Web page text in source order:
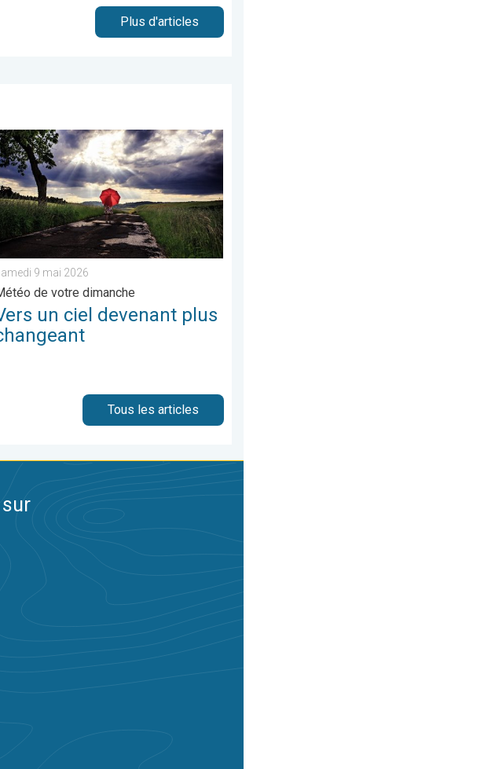
Plus d'articles
météo à 14 jours. . . lundi 11 mai 2026
un ciel devenant plus changeant. Météo de votre dimanche. . . samedi 9 mai 2026
9 mai 2026
de votre dimanche
un ciel devenant plus
Tous les articles